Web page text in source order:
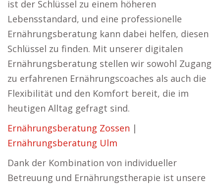
ist der Schlüssel zu einem höheren
Lebensstandard, und eine professionelle
Ernährungsberatung kann dabei helfen, diesen
Schlüssel zu finden. Mit unserer digitalen
Ernährungsberatung stellen wir sowohl Zugang
zu erfahrenen Ernährungscoaches als auch die
Flexibilität und den Komfort bereit, die im
heutigen Alltag gefragt sind.
Ernährungsberatung Zossen |
Ernährungsberatung Ulm
Dank der Kombination von individueller
Betreuung und Ernährungstherapie ist unsere